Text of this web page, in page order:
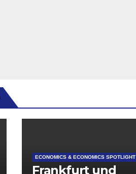
ECONOMICS & ECONOMICS SPOTLIGHT
Frankfurt und